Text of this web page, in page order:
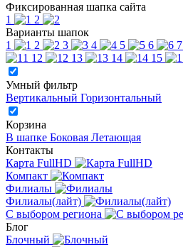
Фиксированная шапка сайта
1
2
Варианты шапок
1
2 3 4 5 6 7
12
13 14 15
Умный фильтр
Вертикальный Горизонтальный
Корзина
В шапке Боковая Летающая
Контакты
Карта FullHD
Компакт
Филиалы
Филиалы(лайт)
С выбором региона
Блог
Блочный